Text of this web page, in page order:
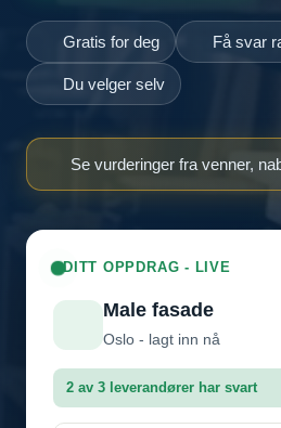
Gratis for deg Få svar
Du velger selv
Se vurderinger fra venner,
DITT OPPDRAG - LIVE
Male fasade
Oslo - lagt inn nå
2 av 3 leverandører har svart